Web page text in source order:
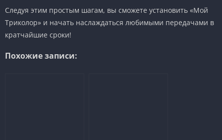
Следуя этим простым шагам, вы сможете установить «Мой
Триколор» и начать наслаждаться любимыми передачами в
кратчайшие сроки!
Похожие записи: